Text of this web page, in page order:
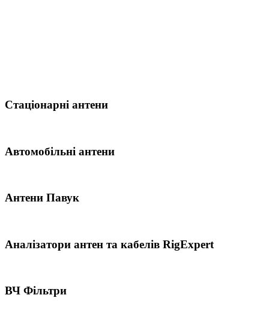
Стаціонарні антени
Автомобільні антени
Антени Павук
Аналізатори антен та кабелів RigExpert
ВЧ Фільтри